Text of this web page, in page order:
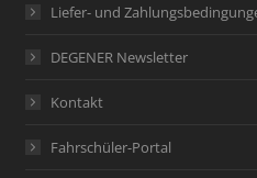
Liefer- und
DEGENER Newsletter
Kontakt
Fahrschüler-Portal